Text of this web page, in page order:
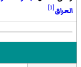
العراق[1]